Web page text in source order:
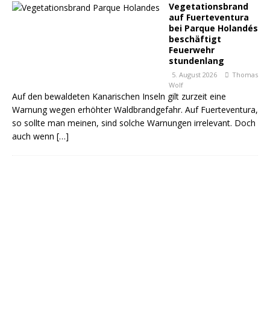
Vegetationsbrand
auf Fuerteventura
bei Parque Holandés
beschäftigt
Feuerwehr
stundenlang
5. August 2026
Thomas
Wolf
Auf den bewaldeten Kanarischen Inseln gilt zurzeit eine
Warnung wegen erhöhter Waldbrandgefahr. Auf Fuerteventura,
so sollte man meinen, sind solche Warnungen irrelevant. Doch
auch wenn […]